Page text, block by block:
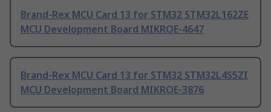
Brand-Rex MCU Card 13 for STM32 STM32L162ZE
MCU Development Board MIKROE-4647
Brand-Rex MCU Card 13 for STM32 STM32L4S5ZI
MCU Development Board MIKROE-3876